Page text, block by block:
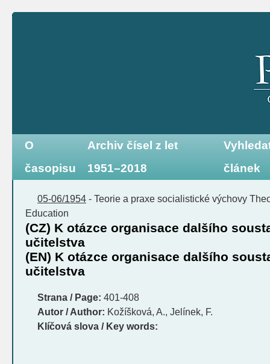
O
časopisu
Archiv čísel z let
1951–2018
článek
05-06/1954 - Teorie a praxe socialistické výchovy
Education
(CZ) K otázce organisace dalšího
učitelstva
(EN) K otázce organisace dalšího
učitelstva
Strana / Page: 401-408
Autor / Author: Kožíšková, A., Jelínek, F.
Klíčová slova / Key words: